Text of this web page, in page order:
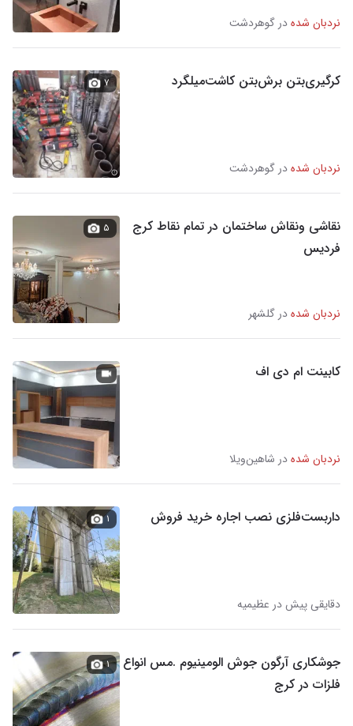
نردبان شدهدر گوهردشت
کرگیری‌بتن‌ برش‌بتن‌ کاشت‌میلگرد
نردبان شدهدر گوهردشت
۷
نقاشی‌ ونقاش ساختمان در تمام نقاط کرج
فردیس
نردبان شدهدر گلشهر
۵
کابینت ام دی اف
نردبان شدهدر شاهین‌ویلا
داربست‌فلزی نصب اجاره خرید فروش
دقایقی پیش در عظیمیه
۱
جوشکاری آرگون جوش الومینیوم .مس انواع
فلزات در کرج
۱